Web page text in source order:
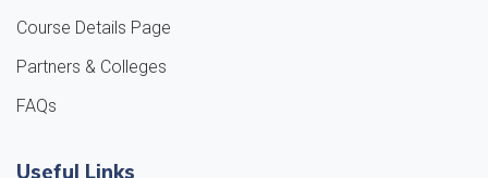
Course Details Page
Partners & Colleges
FAQs
Useful Links